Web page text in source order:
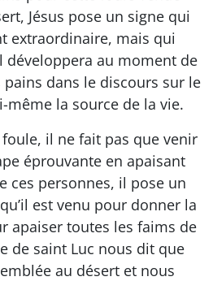
Jésus pose un signe qui
extraordinaire, mais qui
développera au moment de
dans le discours sur le
même la source de la vie.
il ne fait pas que venir
éprouvante en apaisant
ces personnes, il pose un
est venu pour donner la
apaiser toutes les faims de
de saint Luc nous dit que
au désert et nous